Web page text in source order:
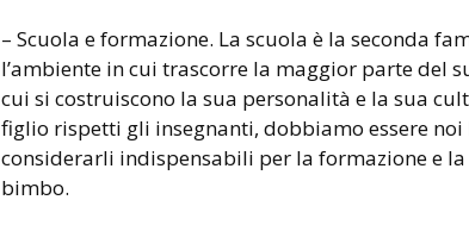
– Scuola e formazione. La scuola è la seconda
l’ambiente in cui trascorre la maggior parte del
cui si costruiscono la sua personalità e la sua
figlio rispetti gli insegnanti, dobbiamo essere
considerarli indispensabili per la formazione e
bimbo.